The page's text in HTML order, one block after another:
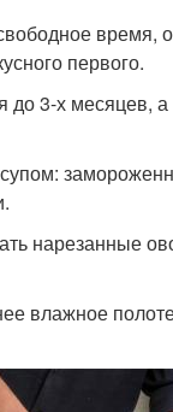
время,
первого.
3-х месяцев,
нарезанные
влажное